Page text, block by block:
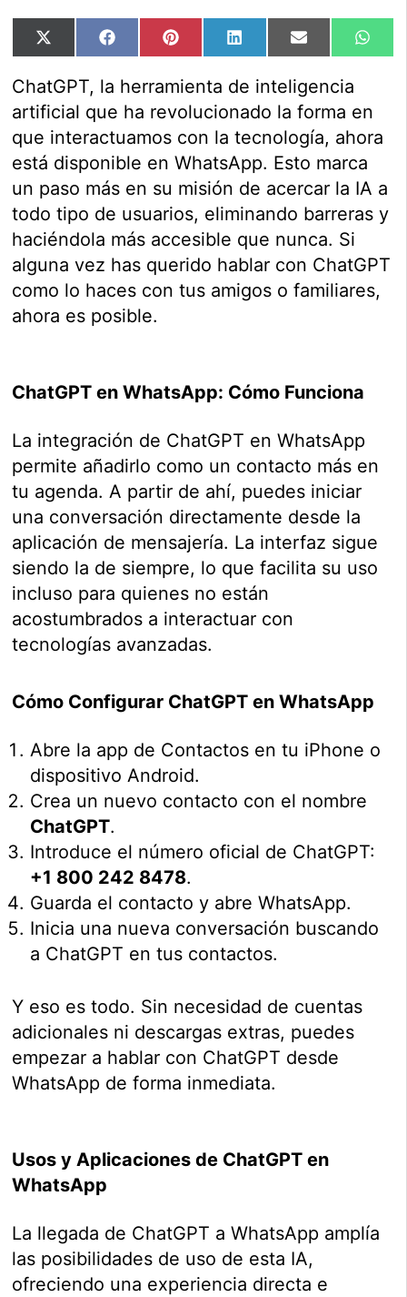
Compartir
en
X
Compartir
en
FacebookCompartir
en
PinterestCompartir
en
LinkedInCompartir
en
Email
en
ChatGPT, la herramienta de inteligencia
artificial que ha revolucionado la forma en
que interactuamos con la tecnología, ahora
está disponible en WhatsApp. Esto marca
un paso más en su misión de acercar la IA a
todo tipo de usuarios, eliminando barreras y
haciéndola más accesible que nunca. Si
alguna vez has querido hablar con ChatGPT
como lo haces con tus amigos o familiares,
ahora es posible.
ChatGPT en WhatsApp: Cómo Funciona
La integración de ChatGPT en WhatsApp
permite añadirlo como un contacto más en
tu agenda. A partir de ahí, puedes iniciar
una conversación directamente desde la
aplicación de mensajería. La interfaz sigue
siendo la de siempre, lo que facilita su uso
incluso para quienes no están
acostumbrados a interactuar con
tecnologías avanzadas.
Cómo Configurar ChatGPT en WhatsApp
Abre la app de Contactos en tu iPhone o
dispositivo Android.
Crea un nuevo contacto con el nombre
ChatGPT.
Introduce el número oficial de ChatGPT:
+1 800 242 8478.
Guarda el contacto y abre WhatsApp.
Inicia una nueva conversación buscando
a ChatGPT en tus contactos.
Y eso es todo. Sin necesidad de cuentas
adicionales ni descargas extras, puedes
empezar a hablar con ChatGPT desde
WhatsApp de forma inmediata.
Usos y Aplicaciones de ChatGPT en
WhatsApp
La llegada de ChatGPT a WhatsApp amplía
las posibilidades de uso de esta IA,
ofreciendo una experiencia directa e